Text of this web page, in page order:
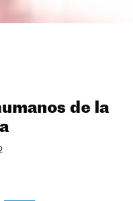
de la